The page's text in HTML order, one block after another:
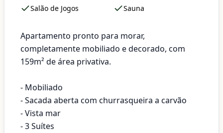
Salão de Jogos
Sauna
Apartamento pronto para morar,
completamente mobiliado e decorado, com
159m² de área privativa.
- Mobiliado
- Sacada aberta com churrasqueira a carvão
- Vista mar
- 3 Suítes